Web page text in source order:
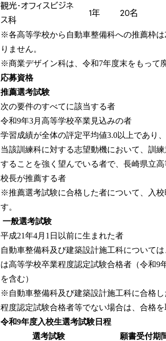
観光･オフィスビジネ
ス科
1年 20名
※各高等学校から自動車整備科への推薦枠
りません。
※商業デザイン科は、令和7年度末をもって
応募資格
推薦選考試験
次の要件のすべてに該当する者
令和9年3月高等学校卒業見込みの者
学習成績が全体の評定平均値3.0以上であり
当該訓練科に対する志望動機において、訓
することを強く望んでいる者で、長崎県立
校長が推薦する者
※推薦選考試験に合格した者について、入
す。
一般選考試験
平成21年4月1日以前に生まれた者
自動車整備科及び建築設計施工科について
は高等学校卒業程度認定試験合格者（令和9
を含む）
※自動車整備科及び建築設計施工科に合格
程度認定試験合格者等でない場合は、合格を
令和9年度入校生選考試験日程
選考試験
願書受付期